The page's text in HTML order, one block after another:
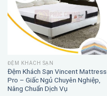
ĐỆM KHÁCH SẠN
Đệm Khách Sạn Vincent Mattress
Pro – Giấc Ngủ Chuyên Nghiệp,
Nâng Chuẩn Dịch Vụ